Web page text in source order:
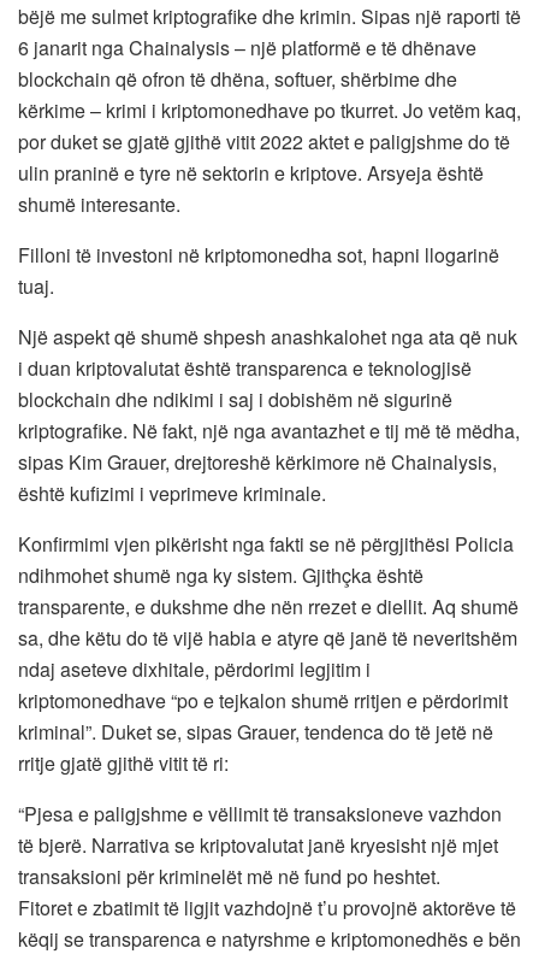
bëjë me sulmet kriptografike dhe krimin. Sipas një raporti të
6 janarit nga Chainalysis – një platformë e të dhënave
blockchain që ofron të dhëna, softuer, shërbime dhe
kërkime – krimi i kriptomonedhave po tkurret. Jo vetëm kaq,
por duket se gjatë gjithë vitit 2022 aktet e paligjshme do të
ulin praninë e tyre në sektorin e kriptove. Arsyeja është
shumë interesante.
Filloni të investoni në kriptomonedha sot, hapni llogarinë
tuaj.
Një aspekt që shumë shpesh anashkalohet nga ata që nuk
i duan kriptovalutat është transparenca e teknologjisë
blockchain dhe ndikimi i saj i dobishëm në sigurinë
kriptografike. Në fakt, një nga avantazhet e tij më të mëdha,
sipas Kim Grauer, drejtoreshë kërkimore në Chainalysis,
është kufizimi i veprimeve kriminale.
Konfirmimi vjen pikërisht nga fakti se në përgjithësi Policia
ndihmohet shumë nga ky sistem. Gjithçka është
transparente, e dukshme dhe nën rrezet e diellit. Aq shumë
sa, dhe këtu do të vijë habia e atyre që janë të neveritshëm
ndaj aseteve dixhitale, përdorimi legjitim i
kriptomonedhave “po e tejkalon shumë rritjen e përdorimit
kriminal”. Duket se, sipas Grauer, tendenca do të jetë në
rritje gjatë gjithë vitit të ri:
“Pjesa e paligjshme e vëllimit të transaksioneve vazhdon
të bjerë. Narrativa se kriptovalutat janë kryesisht një mjet
transaksioni për kriminelët më në fund po heshtet.
Fitoret e zbatimit të ligjit vazhdojnë t’u provojnë aktorëve të
këqij se transparenca e natyrshme e kriptomonedhës e bën